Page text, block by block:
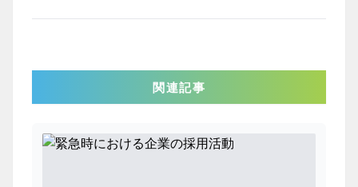
関連記事